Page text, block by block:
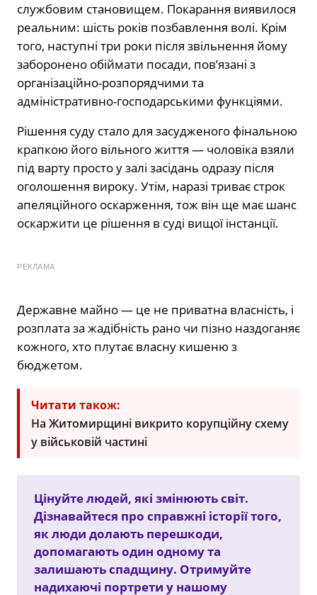
службовим становищем. Покарання виявилося
реальним: шість років позбавлення волі. Крім
того, наступні три роки після звільнення йому
заборонено обіймати посади, пов’язані з
організаційно-розпорядчими та
адміністративно-господарськими функціями.
Рішення суду стало для засудженого фінальною
крапкою його вільного життя — чоловіка взяли
під варту просто у залі засідань одразу після
оголошення вироку. Утім, наразі триває строк
апеляційного оскарження, тож він ще має шанс
оскаржити це рішення в суді вищої інстанції.
РЕКЛАМА
Державне майно — це не приватна власність, і
розплата за жадібність рано чи пізно наздоганяє
кожного, хто плутає власну кишеню з
бюджетом.
Читати також:
На Житомирщині викрито корупційну схему
у військовій частині
Цінуйте людей, які змінюють світ.
Дізнавайтеся про справжні історії того,
як люди долають перешкоди,
допомагають один одному та
залишають спадщину. Отримуйте
надихаючі портрети у нашому